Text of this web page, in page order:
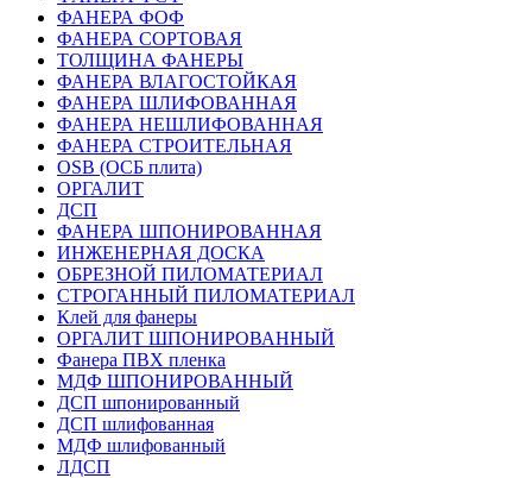
ФАНЕРА ФОФ
ФАНЕРА СОРТОВАЯ
ТОЛЩИНА ФАНЕРЫ
ФАНЕРА ВЛАГОСТОЙКАЯ
ФАНЕРА ШЛИФОВАННАЯ
ФАНЕРА НЕШЛИФОВАННАЯ
ФАНЕРА СТРОИТЕЛЬНАЯ
OSB (ОСБ плита)
ОРГАЛИТ
ДСП
ФАНЕРА ШПОНИРОВАННАЯ
ИНЖЕНЕРНАЯ ДОСКА
ОБРЕЗНОЙ ПИЛОМАТЕРИАЛ
СТРОГАННЫЙ ПИЛОМАТЕРИАЛ
Клей для фанеры
ОРГАЛИТ ШПОНИРОВАННЫЙ
Фанера ПВХ пленка
МДФ ШПОНИРОВАННЫЙ
ДСП шпонированный
ДСП шлифованная
МДФ шлифованный
ЛДСП